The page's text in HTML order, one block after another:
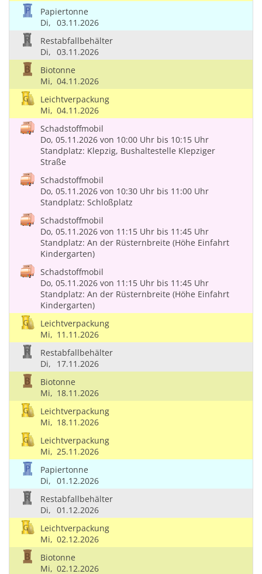
Papiertonne
Di, 03.11.2026
Restabfallbehälter
Di, 03.11.2026
Biotonne
Mi, 04.11.2026
Leichtverpackung
Mi, 04.11.2026
Schadstoffmobil
Do, 05.11.2026 von 10:00 Uhr bis 10:15 Uhr
Standplatz: Klepzig, Bushaltestelle Klepziger
Straße
Schadstoffmobil
Do, 05.11.2026 von 10:30 Uhr bis 11:00 Uhr
Standplatz: Schloßplatz
Schadstoffmobil
Do, 05.11.2026 von 11:15 Uhr bis 11:45 Uhr
Standplatz: An der Rüsternbreite (Höhe Einfahrt
Kindergarten)
Schadstoffmobil
Do, 05.11.2026 von 11:15 Uhr bis 11:45 Uhr
Standplatz: An der Rüsternbreite (Höhe Einfahrt
Kindergarten)
Leichtverpackung
Mi, 11.11.2026
Restabfallbehälter
Di,
17.11.2026
Biotonne
Mi, 18.11.2026
Leichtverpackung
Mi, 18.11.2026
Leichtverpackung
Mi, 25.11.2026
Papiertonne
Di, 01.12.2026
Restabfallbehälter
Di, 01.12.2026
Leichtverpackung
Mi, 02.12.2026
Biotonne
Mi, 02.12.2026